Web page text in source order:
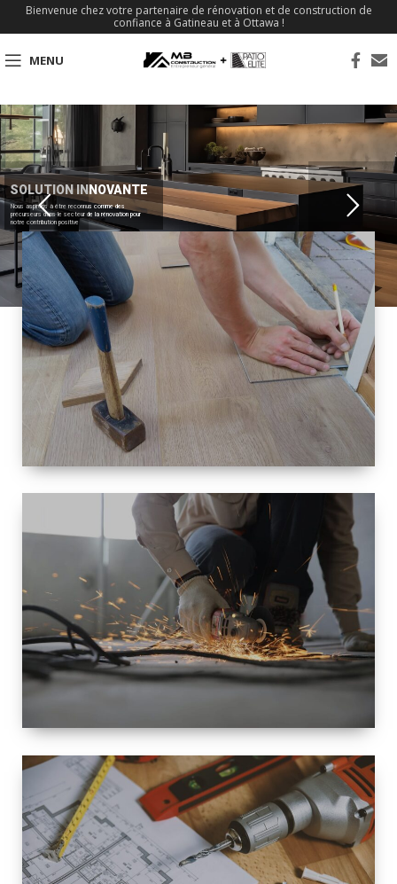
Bienvenue chez votre partenaire de rénovation et de construction de
confiance à Gatineau et à Ottawa !
MENU
SOLUTION INNOVANTE
Nous aspirons à être reconnus comme des
précurseurs dans le secteur de la rénovation pour
notre contribution positive
TAILLE
PETITE À
GRANDE
RÉNOVATION
ESPACE
RÉNOVATION
INTÉRIEURE ET
EXTÉRIEURE